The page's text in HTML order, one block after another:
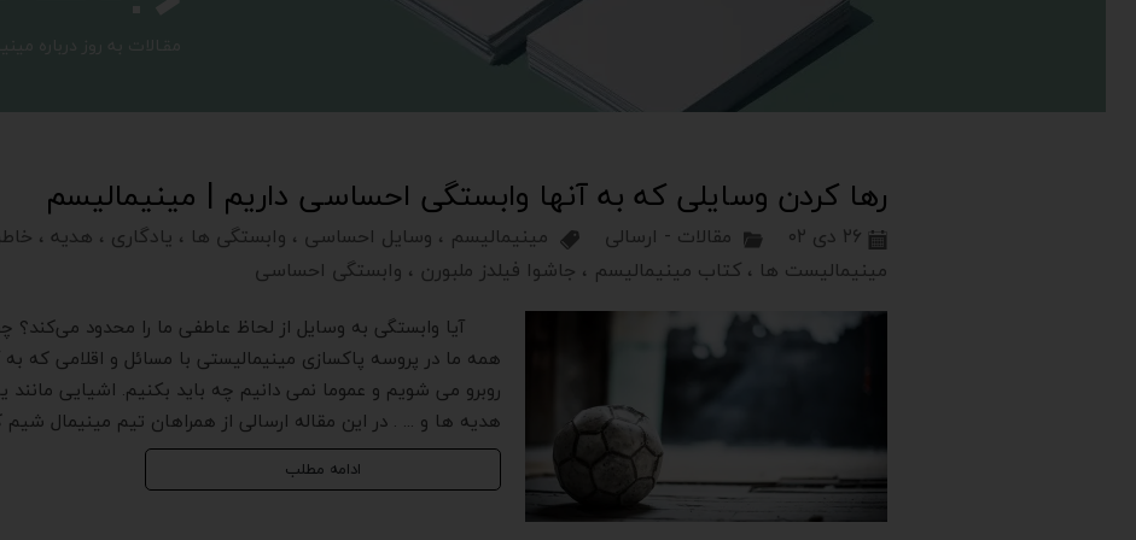
رها کردن وسایلی که به آنها وابستگی احساسی داریم | مینیمالیسم
۲۶ دی ۰۲ مقالات - ارسالی مینیمالیسم ، وسایل احساسی ، وابستگی ها ، یادگاری ، هدیه ،
مینیمالیست ها ، کتاب مینیمالیسم ، جاشوا فیلدز ملبورن ، وابستگی احساسی
آیا وابستگی به وسایل از لحاظ عاطفی ما را محدود می‌کند؟
همه ما در پروسه پاکسازی مینیمالیستی با مسائل و اقلامی که
روبرو می شویم و عموما نمی دانیم چه باید بکنیم. اشیایی
هدیه ها و ... . در این مقاله ارسالی از همراهان تیم مینیمال
ادامه مطلب